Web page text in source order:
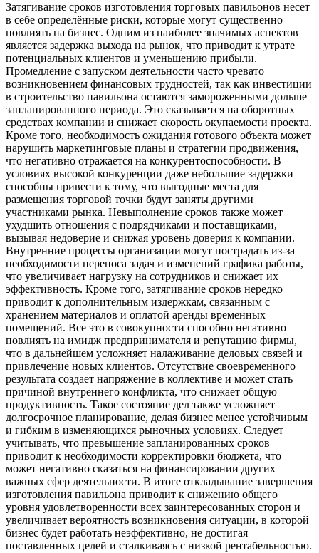
Затягивание сроков изготовления торговых павильонов несет
в себе определённые риски, которые могут существенно
повлиять на бизнес. Одним из наиболее значимых аспектов
является задержка выхода на рынок, что приводит к утрате
потенциальных клиентов и уменьшению прибыли.
Промедление с запуском деятельности часто чревато
возникновением финансовых трудностей, так как инвестиции
в строительство павильона остаются замороженными дольше
запланированного периода. Это сказывается на оборотных
средствах компании и снижает скорость окупаемости проекта.
Кроме того, необходимость ожидания готового объекта может
нарушить маркетинговые планы и стратегии продвижения,
что негативно отражается на конкурентоспособности. В
условиях высокой конкуренции даже небольшие задержки
способны привести к тому, что выгодные места для
размещения торговой точки будут заняты другими
участниками рынка. Невыполнение сроков также может
ухудшить отношения с подрядчиками и поставщиками,
вызывая недоверие и снижая уровень доверия к компании.
Внутренние процессы организации могут пострадать из-за
необходимости переноса задач и изменений графика работы,
что увеличивает нагрузку на сотрудников и снижает их
эффективность. Кроме того, затягивание сроков нередко
приводит к дополнительным издержкам, связанным с
хранением материалов и оплатой аренды временных
помещений. Все это в совокупности способно негативно
повлиять на имидж предпринимателя и репутацию фирмы,
что в дальнейшем усложняет налаживание деловых связей и
привлечение новых клиентов. Отсутствие своевременного
результата создает напряжение в коллективе и может стать
причиной внутреннего конфликта, что снижает общую
продуктивность. Такое состояние дел также усложняет
долгосрочное планирование, делая бизнес менее устойчивым
и гибким в изменяющихся рыночных условиях. Следует
учитывать, что превышение запланированных сроков
приводит к необходимости корректировки бюджета, что
может негативно сказаться на финансировании других
важных сфер деятельности. В итоге откладывание завершения
изготовления павильона приводит к снижению общего
уровня удовлетворенности всех заинтересованных сторон и
увеличивает вероятность возникновения ситуации, в которой
бизнес будет работать неэффективно, не достигая
поставленных целей и сталкиваясь с низкой рентабельностью.